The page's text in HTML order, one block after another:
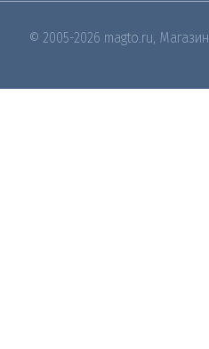
© 2005-2026 magto.ru,